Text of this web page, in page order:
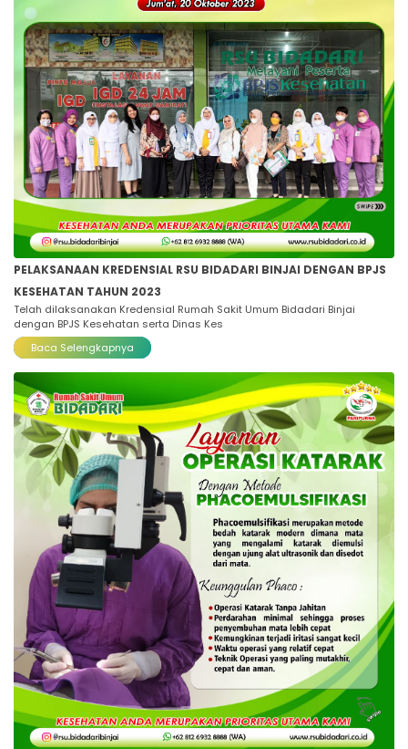
PELAKSANAAN KREDENSIAL RSU BIDADARI BINJAI DENGAN BPJS
KESEHATAN TAHUN 2023
Telah dilaksanakan Kredensial Rumah Sakit Umum Bidadari Binjai
dengan BPJS Kesehatan serta Dinas Kes
Baca Selengkapnya